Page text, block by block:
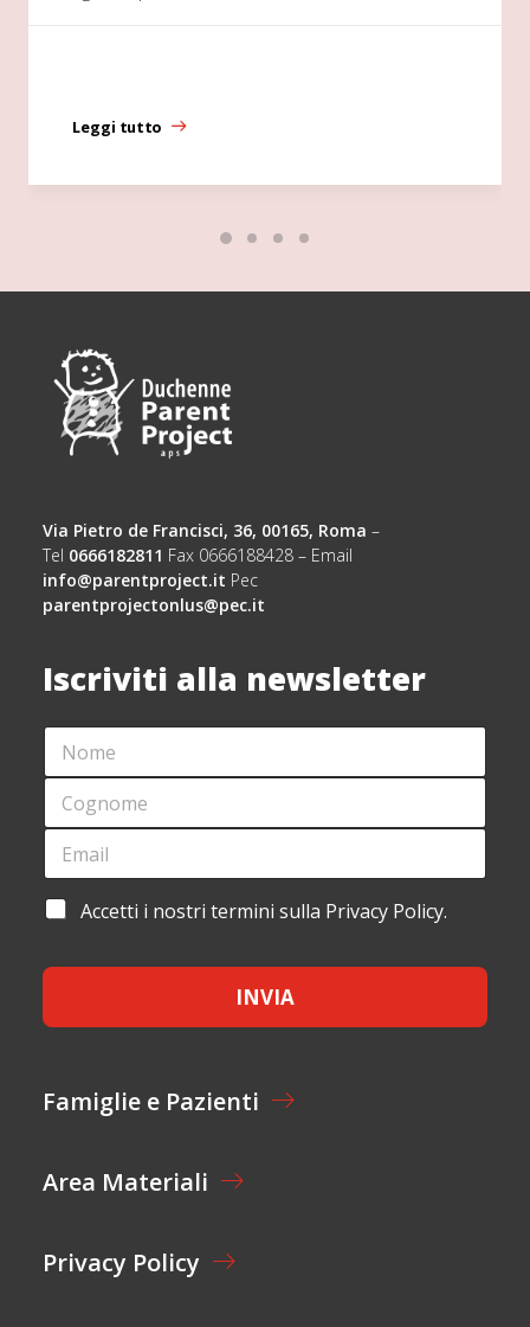
Leggi tutto
Via Pietro de Francisci, 36, 00165, Roma –
Tel 0666182811 Fax 0666188428 – Email
info@parentproject.it Pec
parentprojectonlus@pec.it
Iscriviti alla newsletter
*
A
O
N
M
*
C
G
O
E
E
A
I
L
A
E
T
O
*
Accetti i nostri termini sulla Privacy Policy.
INVIA
Famiglie e Pazienti
Area Materiali
Privacy Policy